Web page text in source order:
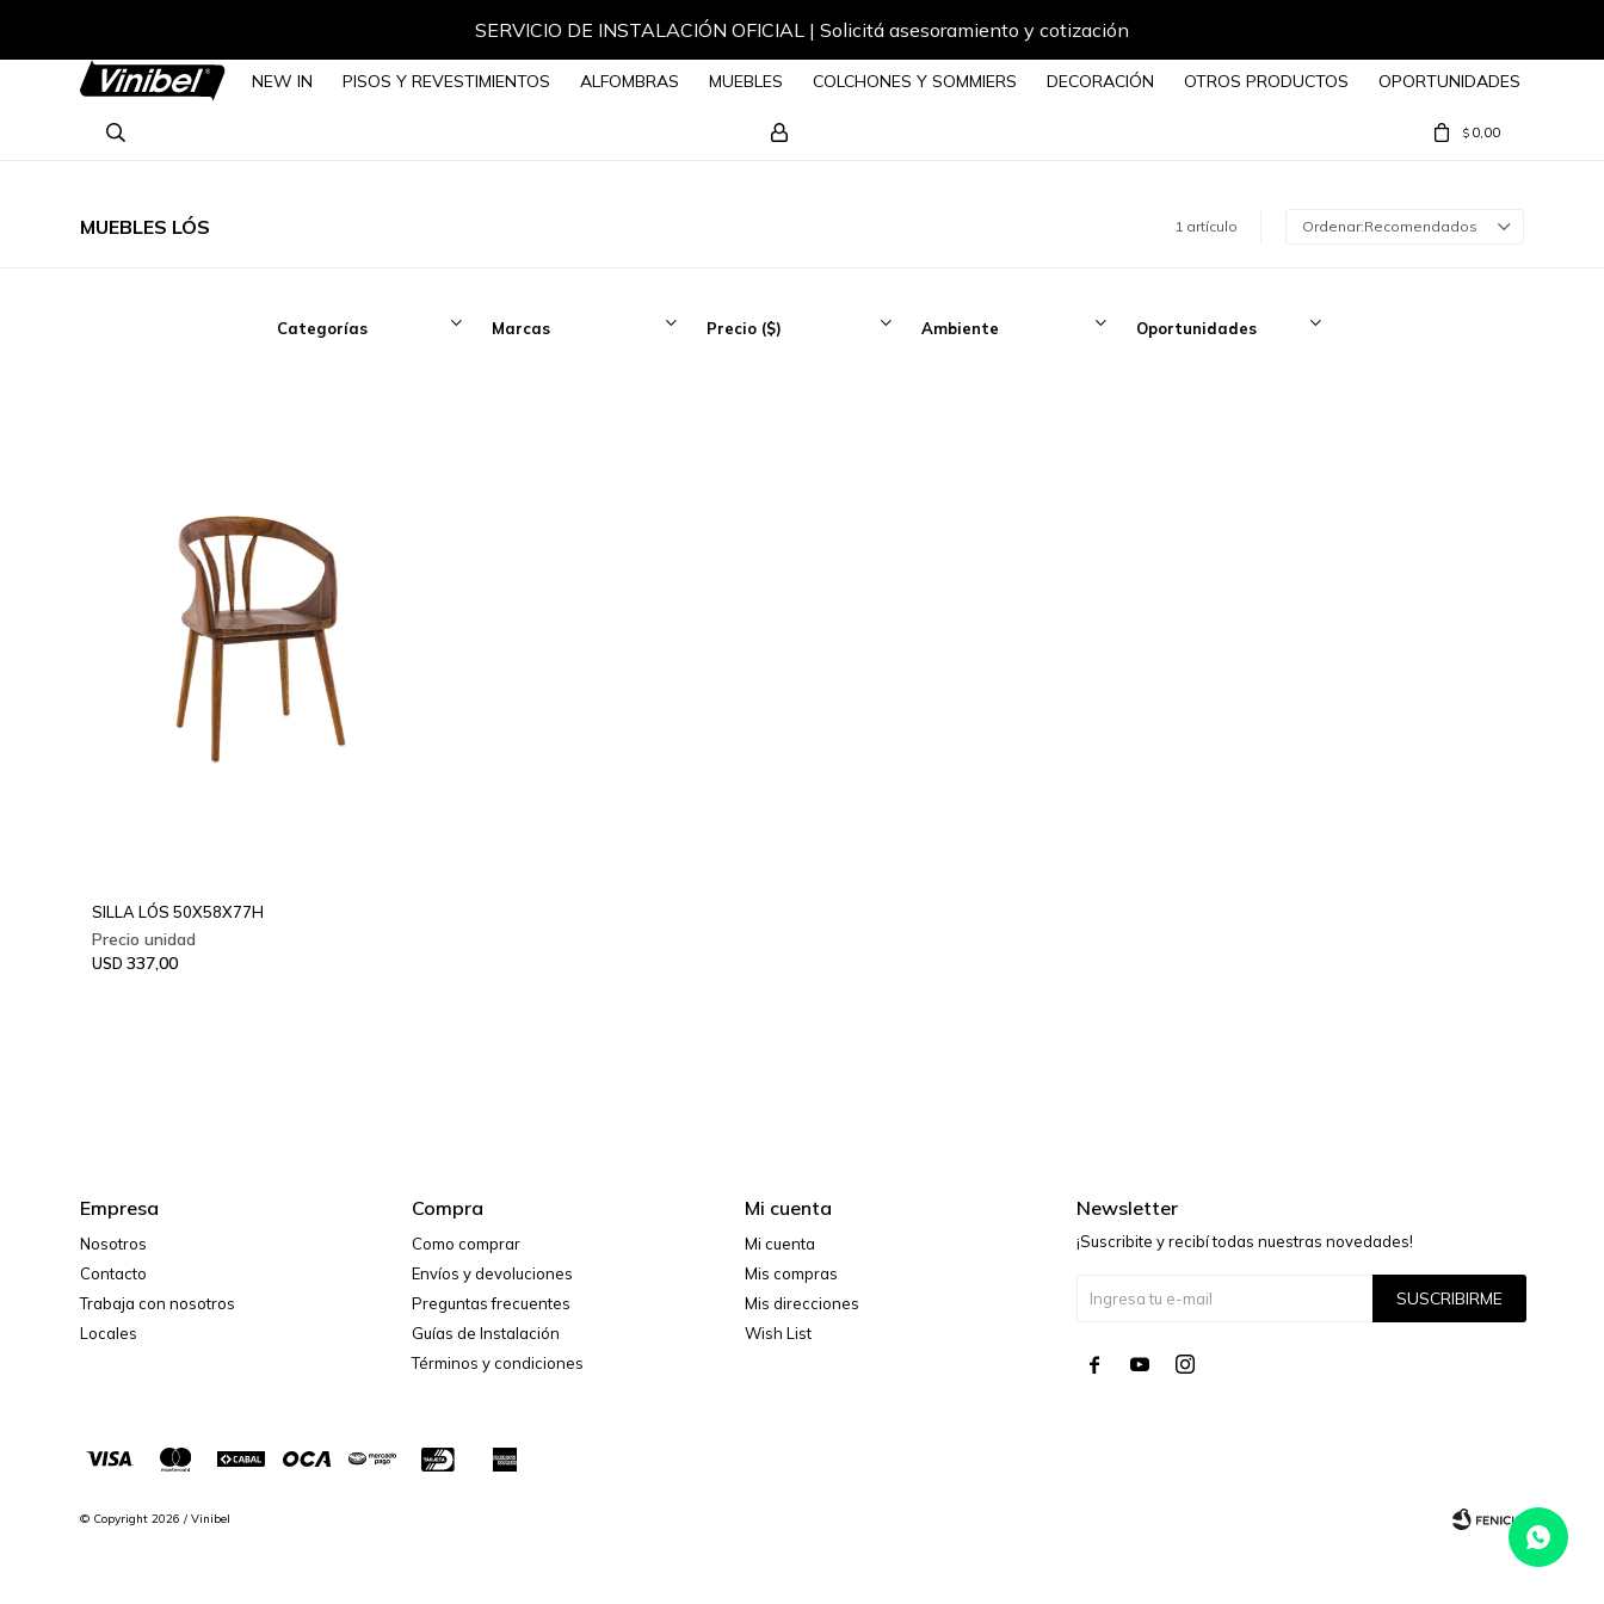
SERVICIO DE INSTALACIÓN OFICIAL | Solicitá asesoramiento y cotización
NEW IN PISOS Y REVESTIMIENTOS ALFOMBRAS MUEBLES COLCHONES Y SOMMIERS DECORACIÓN OTROS PRODUCTOS OPORTUNIDADES
$ 0,00
MUEBLES LÓS 1 artículo Recomendados
SILLA LÓS 50X58X77H
USD 337,00
Categorías Marcas Precio ($) Ambiente Oportunidades
Empresa
Nosotros
Contacto
Trabaja con nosotros
Locales
Compra
Como comprar
Envíos y devoluciones
Preguntas frecuentes
Guías de Instalación
Términos y condiciones
Mi cuenta
Mi cuenta
Mis compras
Mis direcciones
Wish List
Newsletter
¡Suscribite y recibí todas nuestras novedades!
SUSCRIBIRME
  
© Copyright 2026 / Vinibel